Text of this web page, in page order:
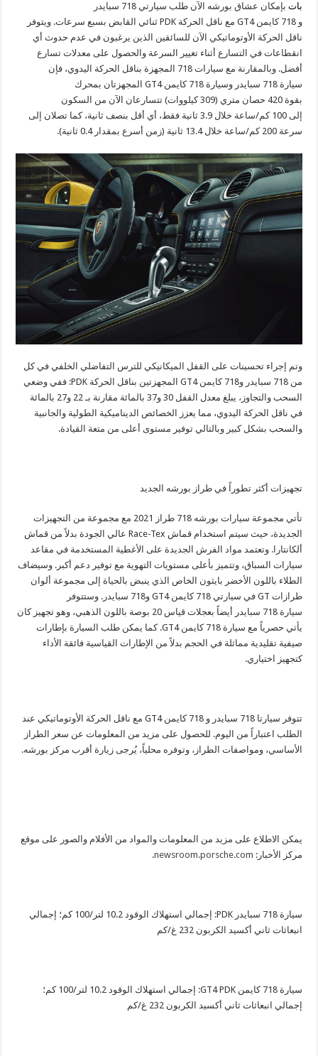
بات بإمكان عشاق بورشه الآن طلب سيارتي 718سبايدر
و 718كايمن GT4مع ناقل الحركة PDKثنائي القابض بسبع سرعات. ويتوفر
ناقل الحركة الأوتوماتيكي الآن للسائقين الذين يرغبون في عدم حدوث أي
انقطاعات في التسارع أثناء تغيير السرعة والحصول على معدلات تسارع
أفضل. وبالمقارنة مع سيارات 718المجهزة بناقل الحركة اليدوي، فإن
سيارة 718سبايدر وسيارة 718كايمن GT4المجهزتان بمحرك
بقوة 420
حصان متري ‏(309 كيلووات) تتسارعان الآن من السكون
إلى 100كم/ساعة خلال 3.9ثانية فقط، أي أقل بنصف ثانية، كما تصلان إلى
سرعة 200كم/ساعة خلال 13.4ثانية (زمن أسرع بمقدار 0.4ثانية)‏.
وتم إجراء تحسينات على القفل الميكانيكي للترس التفاضلي الخلفي في كل
من 718سبايدر و718 كايمن GT4المجهزتين بناقل الحركة PDK: ففي وضعي
السحب والتجاوز، يبلغ معدل القفل 30و37 بالمائة مقارنة بـ 22
و27 بالمائة
في ناقل الحركة اليدوي، مما يعزز الخصائص الديناميكية الطولية والجانبية
والسحب بشكل كبير وبالتالي توفير مستوى أعلى من متعة القيادة‏.
تجهيزات أكثر تطوراً في طراز بورشه الجديد
تأتي مجموعة سيارات بورشه 718طراز 2021مع مجموعة من التجهيزات
الجديدة، حيث سيتم استخدام قماش Race-Texعالي الجودة بدلاً من قماش
ألكانتارا. وتعتمد مواد الفرش الجديدة على الأغطية المستخدمة في مقاعد
سيارات السباق، وتتميز بأعلى مستويات التهوية مع توفير دعم أكبر. وسيضاف
الطلاء باللون الأخضر بايثون الخاص الذي ينبض بالحياة إلى مجموعة ألوان
طرازات GTفي سيارتي 718كايمن GT4
و718 سبايدر. وستتوفر
سيارة 718سبايدر أيضاً بعجلات قياس 20بوصة باللون الذهبي، وهو تجهيز كان
يأتي حصرياً مع سيارة 718كايمن GT4. كما يمكن طلب السيارة بإطارات
صيفية تقليدية مماثلة في الحجم بدلاً من الإطارات القياسية فائقة الأداء
كتجهيز اختياري‏.
تتوفر سيارتا 718سبايدر و 718كايمن GT4مع ناقل الحركة الأوتوماتيكي عند
الطلب اعتباراً من اليوم. للحصول على مزيد من المعلومات عن سعر الطراز
الأساسي، ومواصفات الطراز، وتوفره محلياً، يُرجى زيارة أقرب مركز بورشه‏.
يمكن الاطلاع على مزيد من المعلومات والمواد من الأفلام والصور على موقع
مركز الأخبار: newsroom.porsche.com
‏.
سيارة 718سبايدر PDK: إجمالي استهلاك الوقود 10.2
لتر/100 كم؛ إجمالي
انبعاثات ثاني أكسيد الكربون 232غ/كم
سيارة 718كايمن GT4 PDK‏: إجمالي استهلاك الوقود 10.2
لتر/100 كم؛
إجمالي انبعاثات ثاني أكسيد الكربون 232غ/كم